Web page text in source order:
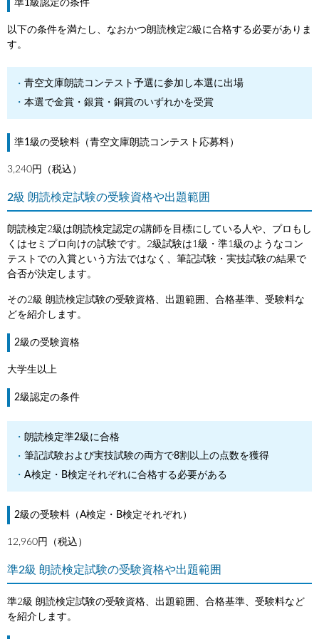
準1級認定の条件
以下の条件を満たし、なおかつ朗読検定2級に合格する必要がありま
す。
青空文庫朗読コンテスト予選に参加し本選に出場
本選で金賞・銀賞・銅賞のいずれかを受賞
準1級の受験料（青空文庫朗読コンテスト応募料）
3,240円（税込）
2級 朗読検定試験の受験資格や出題範囲
朗読検定2級は朗読検定認定の講師を目標にしている人や、プロもし
くはセミプロ向けの試験です。2級試験は1級・準1級のようなコン
テストでの入賞という方法ではなく、筆記試験・実技試験の結果で
合否が決定します。
その2級 朗読検定試験の受験資格、出題範囲、合格基準、受験料な
どを紹介します。
2級の受験資格
大学生以上
2級認定の条件
朗読検定準2級に合格
筆記試験および実技試験の両方で8割以上の点数を獲得
A検定・B検定それぞれに合格する必要がある
2級の受験料（A検定・B検定それぞれ）
12,960円（税込）
準2級 朗読検定試験の受験資格や出題範囲
準2級 朗読検定試験の受験資格、出題範囲、合格基準、受験料など
を紹介します。